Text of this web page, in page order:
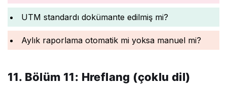
UTM standardı dokümante edilmiş mi?
Aylık raporlama otomatik mi yoksa manuel mi?
11. Bölüm 11: Hreflang (çoklu dil)